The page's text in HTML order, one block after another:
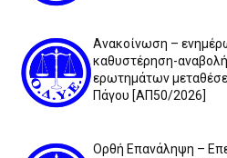
Ανακοίνωση –
καθυστέρηση-
ερωτημάτων
Πάγου [ΑΠ50/2026]
Ορθή Επανάληψη –